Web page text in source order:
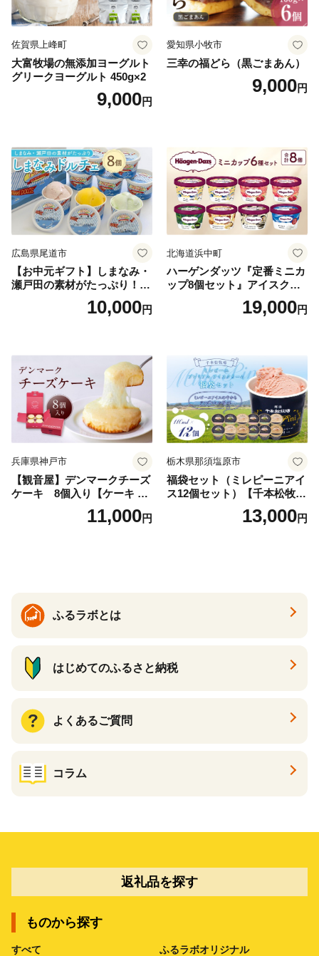
佐賀県上峰町
大富牧場の無添加ヨーグルト
グリークヨーグルト 450g×2
9,000円
愛知県小牧市
三幸の福どら（黒ごまあん）
9,000円
広島県尾道市
【お中元ギフト】しまなみ・
瀬戸田の素材がたっぷり！ジ
10,000円
北海道浜中町
ハーゲンダッツ『定番ミニカ
ップ8個セット』アイスクリ
ーム アイス スイーツ デザー
19,000円
兵庫県神戸市
【観音屋】デンマークチーズ
ケーキ 8個入り【ケーキ チ
ーズケーキ 人気スイーツ お
すすめスイーツ 神戸スイー
11,000円
栃木県那須塩原市
福袋セット（ミレピーニアイ
ス12個セット）【千本松牧
場】 ns025-014-12 【デザー
ト 詰め合わせ ギフト】
13,000円
ふるラボとは
はじめてのふるさと納税
よくあるご質問
コラム
返礼品を探す
ものから探す
すべて ふるラボオリジナル